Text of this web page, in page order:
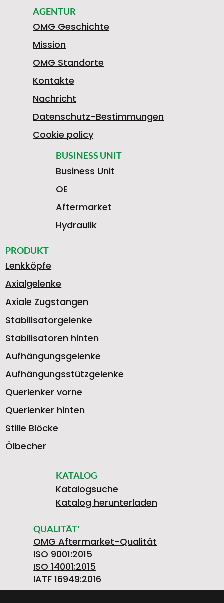
BUSINESS UNIT
Business Unit
OE
Aftermarket
Hydraulik
PRODUKT
Lenkköpfe
Axialgelenke
Axiale Zugstangen
Stabilisatorgelenke
Stabilisatoren hinten
Aufhängungsgelenke
Aufhängungsstützgelenke
Querlenker vorne
Querlenker hinten
Stille Blöcke
Ölbecher
KATALOG
Katalogsuche
Katalog herunterladen
QUALITÄT'
OMG Aftermarket-Qualität
ISO 9001:2015
ISO 14001:2015
IATF 16949:2016
AGENTUR
OMG Geschichte
Mission
OMG Standorte
Kontakte
Nachricht
Datenschutz-Bestimmungen
Cookie policy